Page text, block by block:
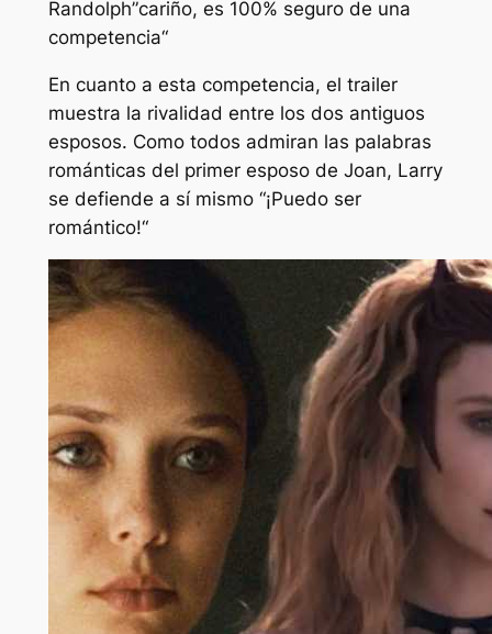
Randolph”cariño, es 100% seguro de una
competencia“
En cuanto a esta competencia, el trailer
muestra la rivalidad entre los dos antiguos
esposos. Como todos admiran las palabras
románticas del primer esposo de Joan, Larry
se defiende a sí mismo “¡Puedo ser
romántico!“